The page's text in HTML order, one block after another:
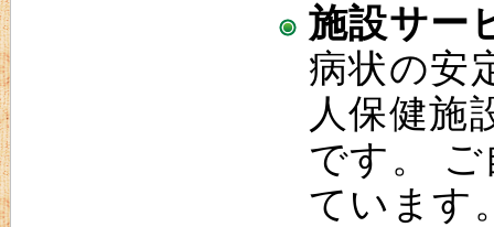
施設サー
病状の安
人保健施
です。
ています